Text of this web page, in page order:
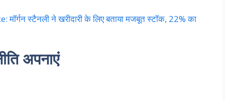
स्टैनली ने खरीदारी के लिए बताया मजबूत स्टॉक, 22% का
अपनाएं